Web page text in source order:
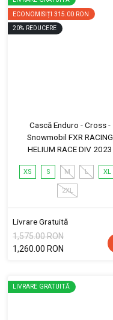
ECONOMISIȚI 315.00 RON
20% REDUCERE
Cască Enduro - Cross -
Snowmobil FXR RACING
HELIUM RACE DIV 2023
XS S M L XL
2XL
Livrare Gratuită
1,575.00 RON
1,260.00 RON
LIVRARE GRATUITĂ